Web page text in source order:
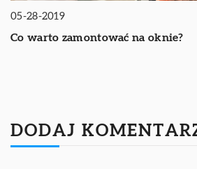
05-28-2019
Co warto zamontować na oknie?
DODAJ